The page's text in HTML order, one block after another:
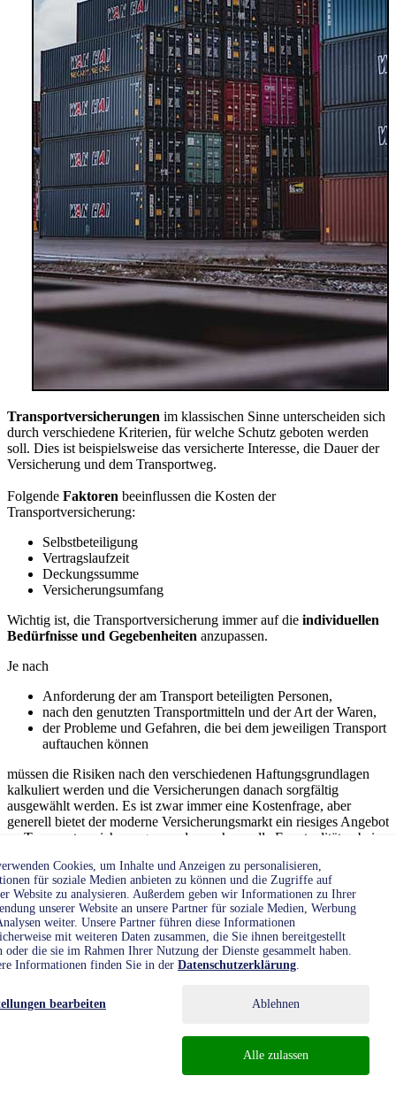
Transportversicherungen im klassischen Sinne unterscheiden sich
durch verschiedene Kriterien, für welche Schutz geboten werden
soll. Dies ist beispielsweise das versicherte Interesse, die Dauer der
Versicherung und dem Transportweg.
Folgende Faktoren beeinflussen die Kosten der
Transportversicherung:
Selbstbeteiligung
Vertragslaufzeit
Deckungssumme
Versicherungsumfang
Wichtig ist, die Transportversicherung immer auf die individuellen
Bedürfnisse und Gegebenheiten anzupassen.
Je nach
Anforderung der am Transport beteiligten Personen,
nach den genutzten Transportmitteln und der Art der Waren,
der Probleme und Gefahren, die bei dem jeweiligen Transport
auftauchen können
müssen die Risiken nach den verschiedenen Haftungsgrundlagen
kalkuliert werden und die Versicherungen danach sorgfältig
ausgewählt werden. Es ist zwar immer eine Kostenfrage, aber
generell bietet der moderne Versicherungsmarkt ein riesiges Angebot
an Transportversicherungen, sodass nahezu alle Eventualitäten bei
diesem Grund ist es zu empfehlen, hier einen Experten zurate zu
ziehen.
Der Versicherer für den Transport gehören zu den Risikoträgern der
Gefahrengemeinschaft Transport und Güterverkehr.Sie
kumulieren ein mögliches Risiko und die Unwägbarkeiten der
Gefahren, die bei einem Transport passieren können und legen es
zu den ältesten Versicherungen, die es überhaupt gibt. Bereits im
DTV Güterversicherungsbedingungen der GDV von 2011
sind die allgemeinen
Cookies, um Inhalte und Anzeigen zu personalisieren,
für soziale Medien anbieten zu können und die Zugriffe auf
Website zu analysieren. Außerdem geben wir Informationen zu Ihrer
unserer Website an unsere Partner für soziale Medien, Werbung
weiter. Unsere Partner führen diese Informationen
mit weiteren Daten zusammen, die Sie ihnen bereitgestellt
oder die sie im Rahmen Ihrer Nutzung der Dienste gesammelt haben.
Informationen finden Sie in der Datenschutzerklärung.
bearbeiten Ablehnen
Alle zulassen